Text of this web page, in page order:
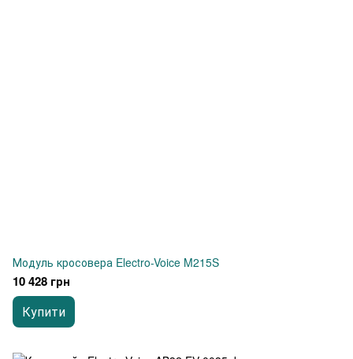
Модуль кросовера Electro-Voice M215S
10 428 грн
Купити